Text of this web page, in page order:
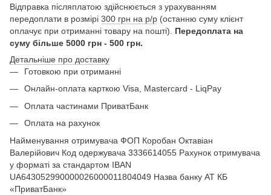
Відправка післяплатою здійснюється з урахуванням
передоплати в розмірі 300 грн на р/р (останню суму клієнт
оплачує при отриманні товару на пошті). Передоплата на
суму більше 5000 грн - 500 грн.
Детальніше про доставку
Готовкою при отриманні
Онлайн-оплата карткою Visa, Mastercard - LiqPay
Оплата частинами ПриватБанк
Оплата на рахунок
Найменування отримувача ФОП Коробан Октавіан
Валерійович Код одержувача 3336614055 Рахунок отримувача
у форматі за стандартом IBAN
UA643052990000026000011804049 Назва банку АТ КБ
«ПриватБанк»